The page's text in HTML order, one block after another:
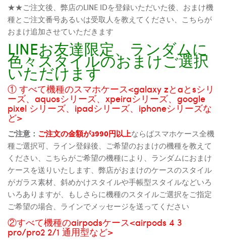
★★ご注文後、弊店のLINE IDを登録いただいた後、おまけ機
種とご注文番号あるいは受取人を教えてください、こちらが
おまけ追加させていただきます
LINEお友達限定、ランダムに
色々スタイルのおまけご選択
いただけます
① すべて機種のスマホケース<galaxy zとaとsシリ
ーズ、aquosシリーズ、xpeiraシリーズ、google
pixel シリーズ、ipadシリーズ、iphoneシリーズな
ど>
ご注意： ご注文の金額が3990円以上ならばスマホケース全機
種ご選択可、ライン登録後、ご希望のおまけの機種を教えて
ください、こちらがご希望の機種により、ランダムにおまけ
ケースを送りいたします、弊店がおまけのケースのスタイル
がガラス素材、斜めかけスタイルや手帳型スタイルなどいろ
いろありますが、もしさらに機種のスタイルご選択をご指定
ご希望の場合、ラインでメッセージを送ってください
②すべて機種のairpodsケース<airpods 4 3
pro/pro2 2/1 通用型など>